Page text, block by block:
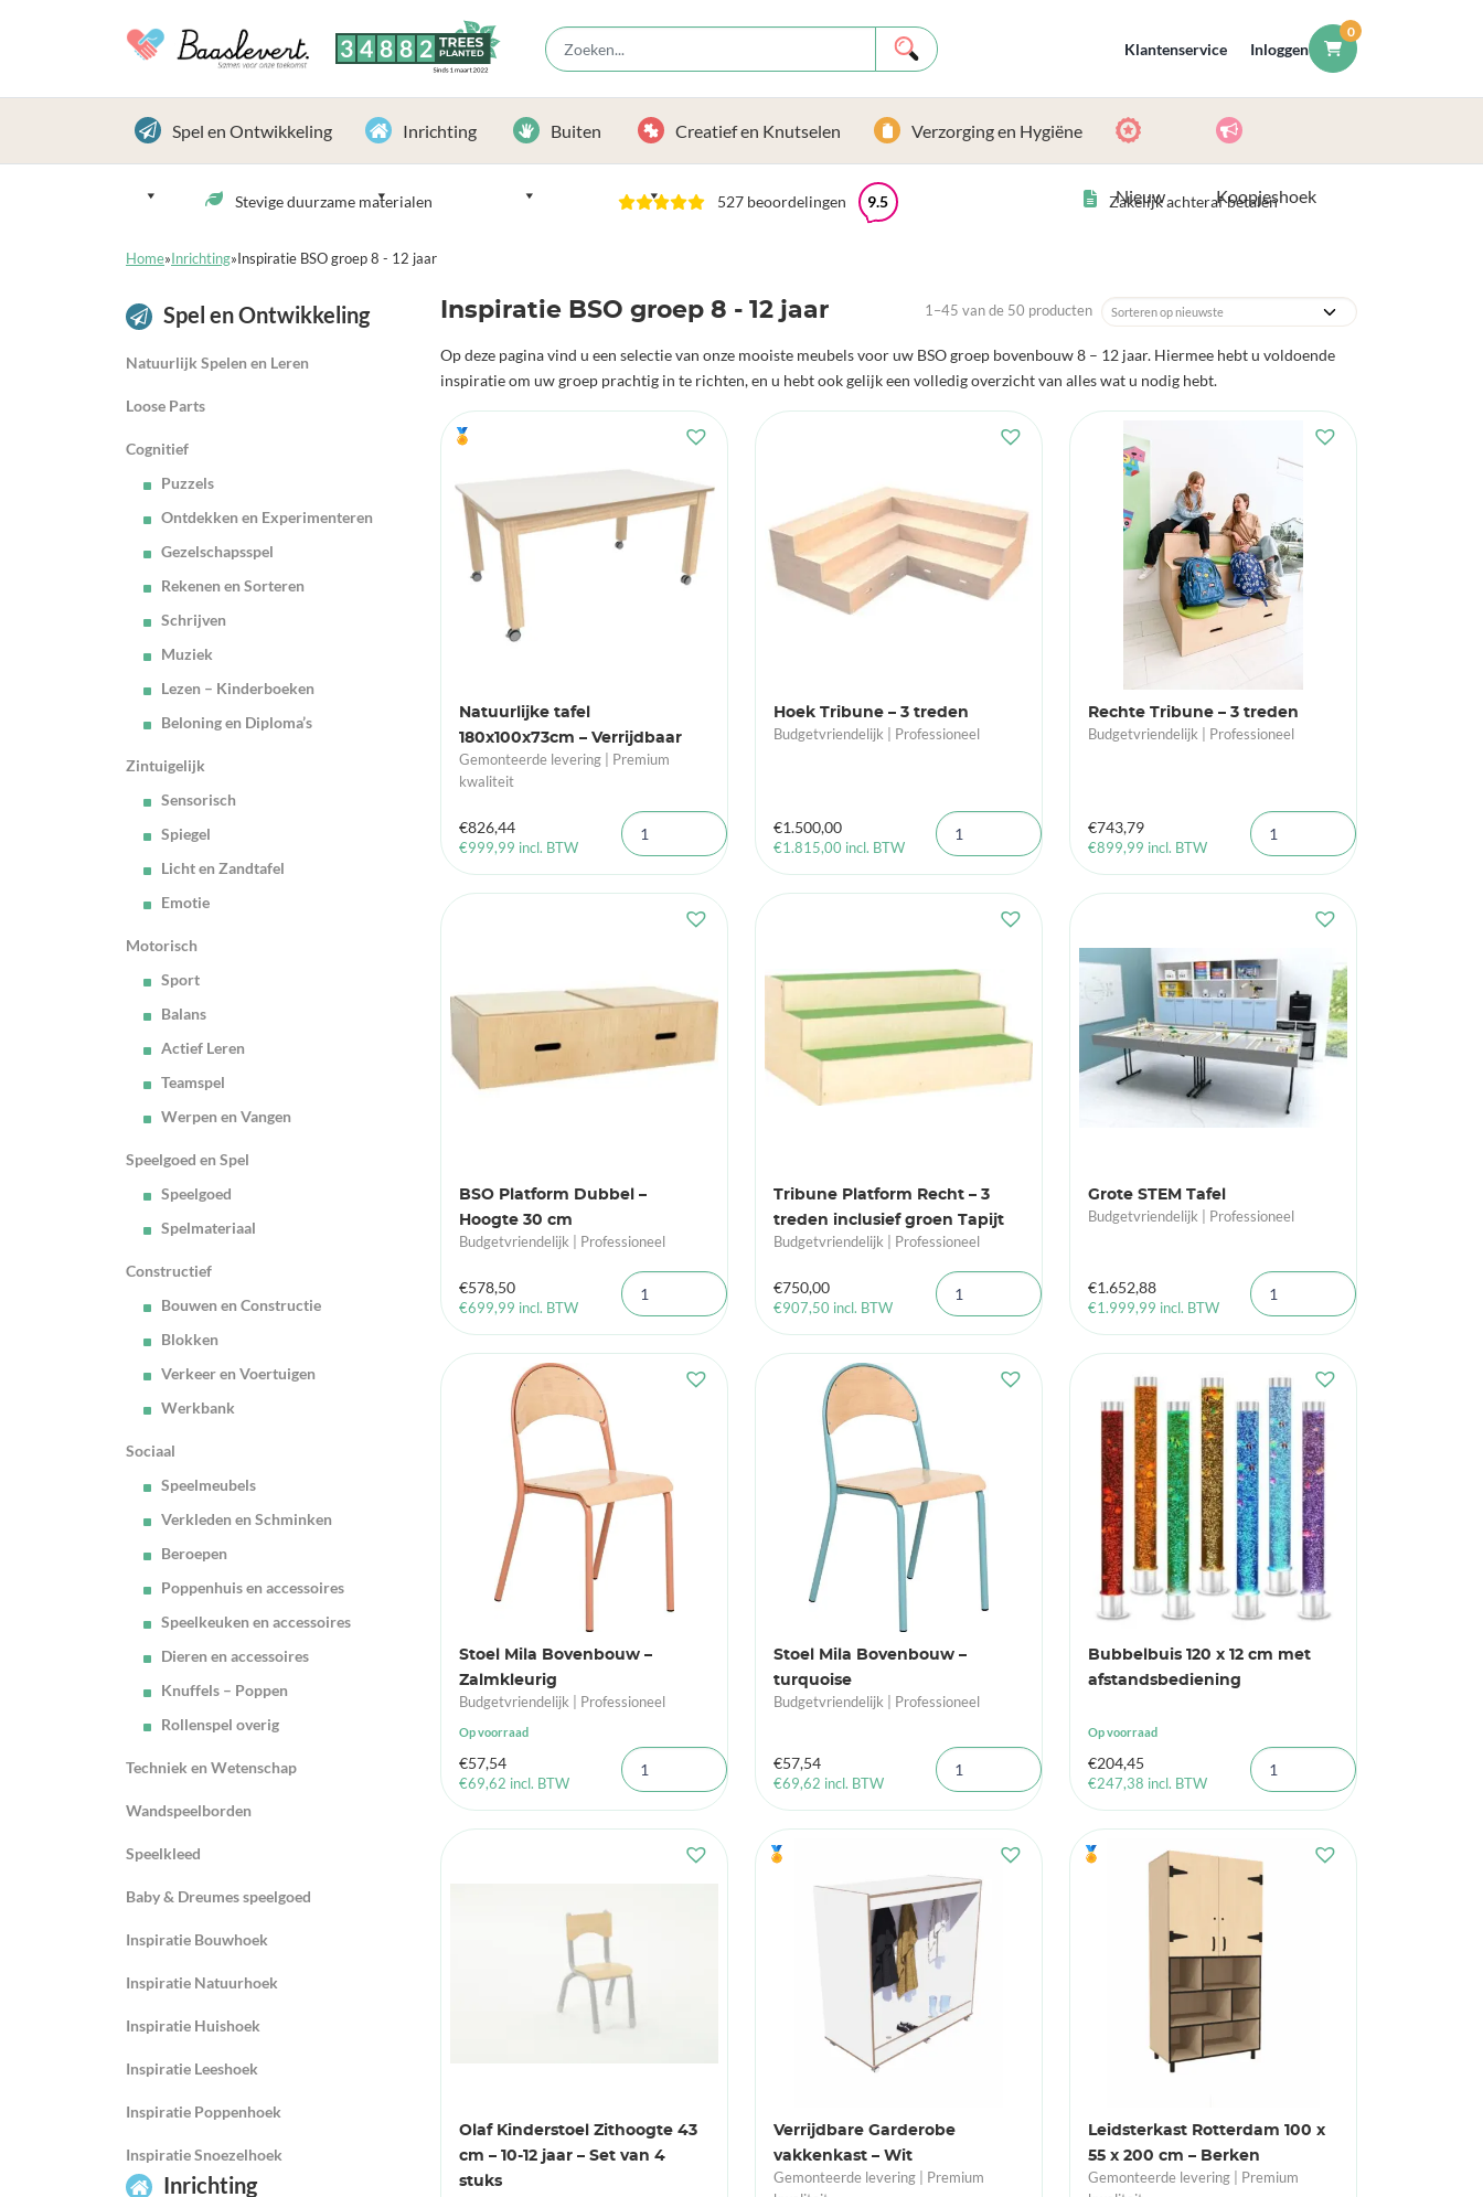
3 4 8 8 2 TREES
PLANTED
Sinds 1 maart 2022
Klantenservice Inloggen
0
Spel en Ontwikkeling Inrichting Buiten Creatief en Knutselen Verzorging en Hygiëne
Nieuw Koopjeshoek
Stevige duurzame materialen 527 beoordelingen 9.5 Zakelijk achteraf betalen
Home» Inrichting» Inspiratie BSO groep 8 - 12 jaar
Spel en Ontwikkeling
Natuurlijk Spelen en Leren
Loose Parts
Cognitief
Puzzels
Ontdekken en Experimenteren
Gezelschapsspel
Rekenen en Sorteren
Schrijven
Muziek
Lezen – Kinderboeken
Beloning en Diploma’s
Zintuigelijk
Sensorisch
Spiegel
Licht en Zandtafel
Emotie
Motorisch
Sport
Balans
Actief Leren
Teamspel
Werpen en Vangen
Speelgoed en Spel
Speelgoed
Spelmateriaal
Constructief
Bouwen en Constructie
Blokken
Verkeer en Voertuigen
Werkbank
Sociaal
Speelmeubels
Verkleden en Schminken
Beroepen
Poppenhuis en accessoires
Speelkeuken en accessoires
Dieren en accessoires
Knuffels – Poppen
Rollenspel overig
Techniek en Wetenschap
Wandspeelborden
Speelkleed
Baby & Dreumes speelgoed
Inspiratie Bouwhoek
Inspiratie Natuurhoek
Inspiratie Huishoek
Inspiratie Leeshoek
Inspiratie Poppenhoek
Inspiratie Snoezelhoek
Inrichting
Inspiratie BSO groep 8 - 12 jaar 1–45 van de 50 producten
Op deze pagina vind u een selectie van onze mooiste meubels voor uw BSO groep bovenbouw 8 – 12 jaar. Hiermee hebt u voldoende
inspiratie om uw groep prachtig in te richten, en u hebt ook gelijk een volledig overzicht van alles wat u nodig hebt.
🏅
Natuurlijke tafel
180x100x73cm – Verrijdbaar
Gemonteerde levering | Premium
kwaliteit
€826,44
€999,99 incl. BTW
Hoek Tribune – 3 treden
Budgetvriendelijk | Professioneel
€1.500,00
€1.815,00 incl. BTW
Rechte Tribune – 3 treden
Budgetvriendelijk | Professioneel
€743,79
€899,99 incl. BTW
BSO Platform Dubbel –
Hoogte 30 cm
Budgetvriendelijk | Professioneel
€578,50
€699,99 incl. BTW
Tribune Platform Recht – 3
treden inclusief groen Tapijt
Budgetvriendelijk | Professioneel
€750,00
€907,50 incl. BTW
Grote STEM Tafel
Budgetvriendelijk | Professioneel
€1.652,88
€1.999,99 incl. BTW
Stoel Mila Bovenbouw –
Zalmkleurig
Budgetvriendelijk | Professioneel
Op voorraad
€57,54
€69,62 incl. BTW
Stoel Mila Bovenbouw –
turquoise
Budgetvriendelijk | Professioneel
€57,54
€69,62 incl. BTW
Bubbelbuis 120 x 12 cm met
afstandsbediening
Op voorraad
€204,45
€247,38 incl. BTW
Olaf Kinderstoel Zithoogte 43
cm – 10-12 jaar – Set van 4
stuks
🏅
Verrijdbare Garderobe
vakkenkast – Wit
Gemonteerde levering | Premium
🏅
Leidsterkast Rotterdam 100 x
55 x 200 cm – Berken
Gemonteerde levering | Premium